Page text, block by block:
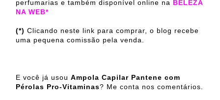
perfumarias e também disponível online na BELEZA
NA WEB*
(*) Clicando neste link para comprar, o blog recebe
uma pequena comissão pela venda.
E você já usou Ampola Capilar Pantene com
Pérolas Pro-Vitaminas? Me conta nos comentários.